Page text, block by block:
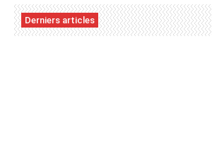
Derniers articles